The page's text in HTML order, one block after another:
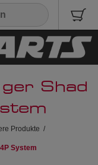
Shad
Produkte /
System